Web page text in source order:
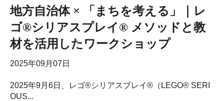
地方自治体 × 「まちを考える」｜レ
ゴ®シリアスプレイ® メソッドと教
材を活用したワークショップ
2025年09月07日
2025年9月6日、レゴ®シリアスプレイ®（LEGO® SERI
OUS...